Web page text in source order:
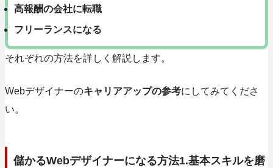
高報酬の会社に転職
フリーランスになる
それぞれの方法を詳しく解説します。
Webデザイナーのキャリアアップの参考にしてみてくださ
い。
儲かるWebデザイナーになる方法1.基本スキルを磨